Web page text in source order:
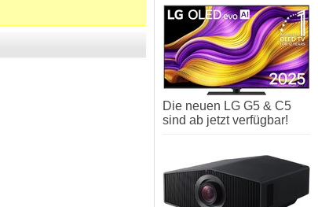
Die neuen LG G5 & C5
sind ab jetzt verfügbar!